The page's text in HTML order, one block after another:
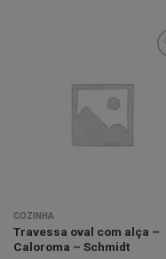
COZINHA
Travessa oval com alça –
Caloroma – Schmidt